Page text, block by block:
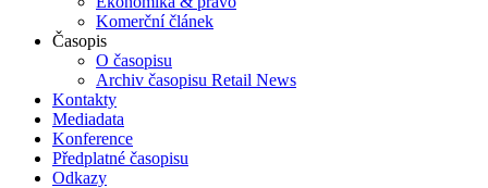
Komerční článek
Časopis
O časopisu
Archiv časopisu Retail News
Kontakty
Mediadata
Konference
Předplatné časopisu
Odkazy